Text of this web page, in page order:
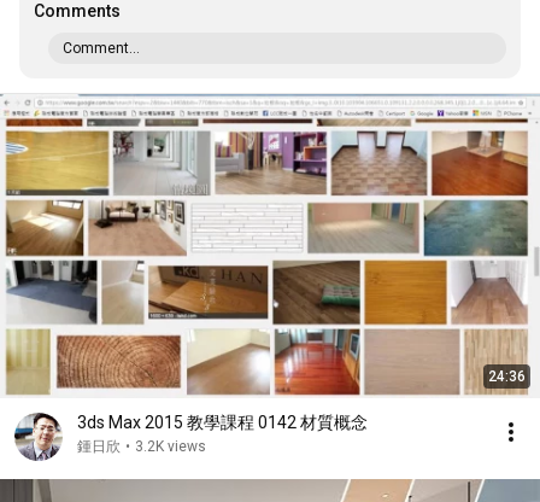
Comments
Comment...
24:36
3ds Max 2015 教學課程 0142 材質概念
鍾日欣 • 3.2K views